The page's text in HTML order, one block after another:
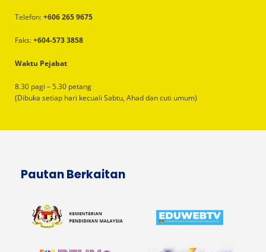
Telefon:+606 265 9675
Faks:+604-573 3858
Waktu Pejabat
8.30 pagi – 5.30 petang
(Dibuka setiap hari kecuali Sabtu, Ahad dan cuti umum)
Pautan Berkaitan